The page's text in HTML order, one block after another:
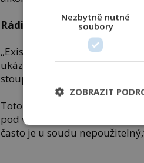
Rádi by zlepšili systém
„Existuje přímý vztah mezi
ukázal, že při popíjení
stoupá ve stejné míře jako
Toto zjištění by mohlo
pod vlivem alkoholu,“ uvedl
často je u soudu
Nezbytně nutné
soubory
ZOBRAZIT